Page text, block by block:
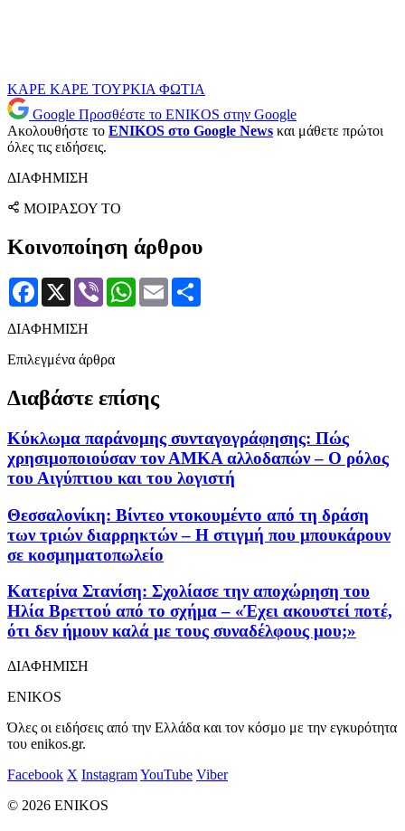
ΚΑΡΕ ΚΑΡΕ ΤΟΥΡΚΙΑ ΦΩΤΙΑ
Google Προσθέστε το ENIKOS στην Google
Ακολουθήστε το ENIKOS στο Google News και μάθετε πρώτοι
όλες τις ειδήσεις.
ΔΙΑΦΗΜΙΣΗ
ΜΟΙΡΑΣΟΥ ΤΟ
Κοινοποίηση άρθρου
Facebook
X Viber WhatsApp
Email
ΔΙΑΦΗΜΙΣΗ
Επιλεγμένα άρθρα
Διαβάστε επίσης
Κύκλωμα παράνομης συνταγογράφησης: Πώς
χρησιμοποιούσαν τον ΑΜΚΑ αλλοδαπών – Ο ρόλος
του Αιγύπτιου και του λογιστή
Θεσσαλονίκη: Βίντεο ντοκουμέντο από τη δράση
των τριών διαρρηκτών – Η στιγμή που μπουκάρουν
σε κοσμηματοπωλείο
Κατερίνα Στανίση: Σχολίασε την αποχώρηση του
Ηλία Βρεττού από το σχήμα – «Έχει ακουστεί ποτέ,
ότι δεν ήμουν καλά με τους συναδέλφους μου;»
ΔΙΑΦΗΜΙΣΗ
ENIKOS
Όλες οι ειδήσεις από την Ελλάδα και τον κόσμο με την εγκυρότητα
του enikos.gr.
Facebook X InstagramYouTube Viber
© 2026 ENIKOS